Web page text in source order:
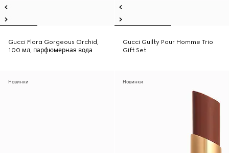
Gucci Flora Gorgeous Orchid,
100 мл, парфюмерная вода
Gucci Guilty Pour Homme Trio
Gift Set
Новинки Новинки